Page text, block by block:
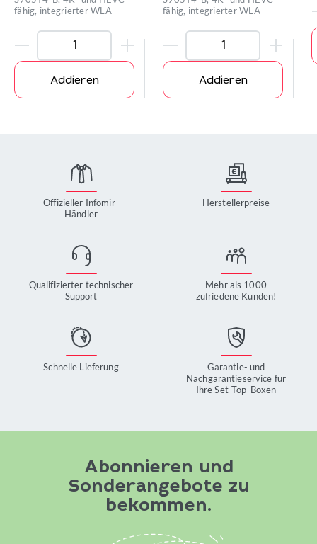
fähig, integrierter WLA
Addieren
fähig, integrierter WLA
Addieren
Offizieller Infomir-
Händler
Herstellerpreise
Qualifizierter technischer
Support
Mehr als 1000
zufriedene Kunden!
Schnelle Lieferung
Garantie- und
Nachgarantieservice für
Ihre Set-Top-Boxen
Abonnieren und
Sonderangebote zu
bekommen.